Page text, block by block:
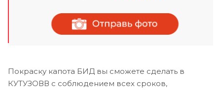
Покраску капота БИД вы сможете сделать в
КУТУЗОВВ с соблюдением всех сроков,